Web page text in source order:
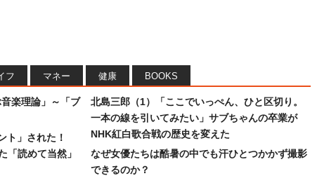
フ マネー 健康 BOOKS
楽理論」～「ブ
ト」された！
「読めて当然」
北島三郎（1）「ここでいっぺん、ひと区切り。
一本の線を引いてみたい」サブちゃんの卒業が
NHK紅白歌合戦の歴史を変えた
なぜ女優たちは酷暑の中でも汗ひとつかかず撮影
できるのか？